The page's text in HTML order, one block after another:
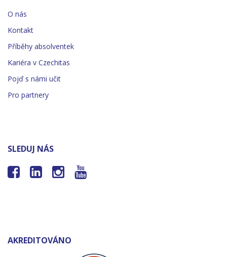
O nás
Kontakt
Příběhy absolventek
Kariéra v Czechitas
Pojď s námi učit
Pro partnery
SLEDUJ NÁS
   
AKREDITOVÁNO